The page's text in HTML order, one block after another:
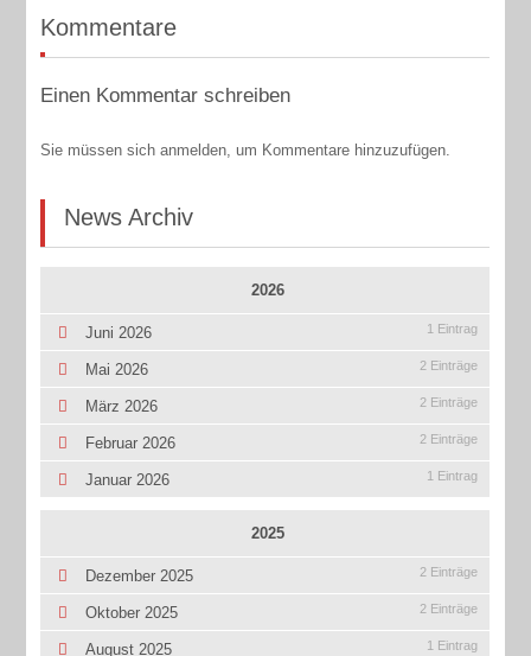
Kommentare
Einen Kommentar schreiben
Sie müssen sich anmelden, um Kommentare hinzuzufügen.
News Archiv
2026
Juni 2026 1 Eintrag
Mai 2026 2 Einträge
März 2026 2 Einträge
Februar 2026 2 Einträge
Januar 2026 1 Eintrag
2025
Dezember 2025 2 Einträge
Oktober 2025 2 Einträge
August 2025 1 Eintrag